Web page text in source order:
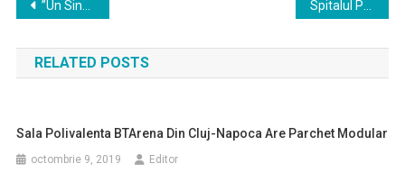
în
articole
”Un Singur Cluj”, o platformă pe care cei care vor să ajute medicii și unitățile spitalicești pot face donații
RELATED POSTS
Sala Polivalenta BTArena Din Cluj-Napoca Are Parchet Modular
octombrie 9, 2019 Editor